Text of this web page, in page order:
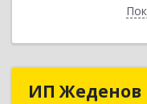
ИП Жеденов